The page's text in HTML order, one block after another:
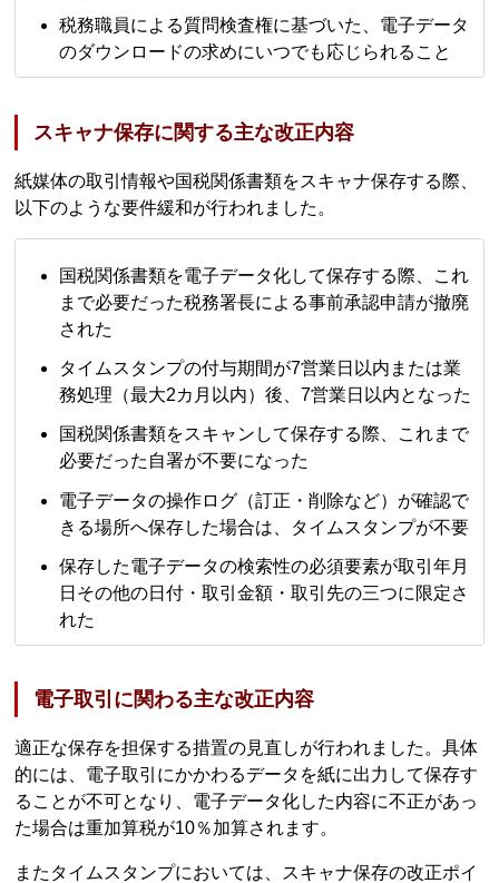
税務職員による質問検査権に基づいた、電子データ
のダウンロードの求めにいつでも応じられること
スキャナ保存に関する主な改正内容
紙媒体の取引情報や国税関係書類をスキャナ保存する際、
以下のような要件緩和が行われました。
国税関係書類を電子データ化して保存する際、これ
まで必要だった税務署長による事前承認申請が撤廃
された
タイムスタンプの付与期間が7営業日以内または業
務処理（最大2カ月以内）後、7営業日以内となった
国税関係書類をスキャンして保存する際、これまで
必要だった自署が不要になった
電子データの操作ログ（訂正・削除など）が確認で
きる場所へ保存した場合は、タイムスタンプが不要
保存した電子データの検索性の必須要素が取引年月
日その他の日付・取引金額・取引先の三つに限定さ
れた
電子取引に関わる主な改正内容
適正な保存を担保する措置の見直しが行われました。具体
的には、電子取引にかかわるデータを紙に出力して保存す
ることが不可となり、電子データ化した内容に不正があっ
た場合は重加算税が10％加算されます。
またタイムスタンプにおいては、スキャナ保存の改正ポイ